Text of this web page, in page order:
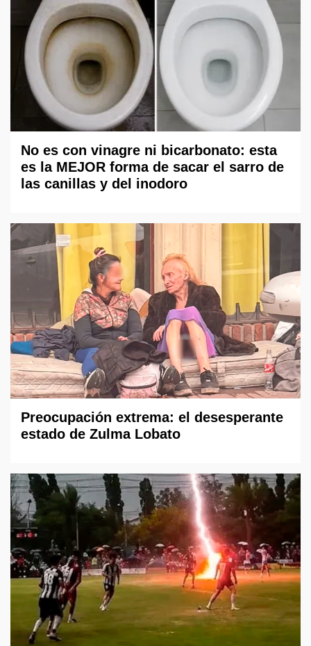
No es con vinagre ni bicarbonato: esta
es la MEJOR forma de sacar el sarro de
las canillas y del inodoro
Preocupación extrema: el desesperante
estado de Zulma Lobato